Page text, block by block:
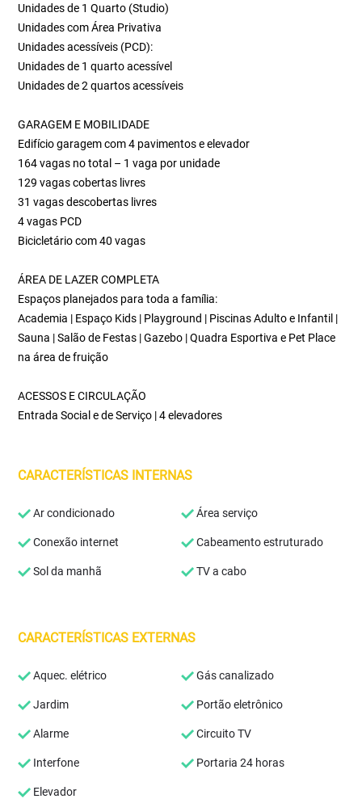
Unidades de 1 Quarto (Studio)
Unidades com Área Privativa
Unidades acessíveis (PCD):
Unidades de 1 quarto acessível
Unidades de 2 quartos acessíveis
GARAGEM E MOBILIDADE
Edifício garagem com 4 pavimentos e elevador
164 vagas no total – 1 vaga por unidade
129 vagas cobertas livres
31 vagas descobertas livres
4 vagas PCD
Bicicletário com 40 vagas
ÁREA DE LAZER COMPLETA
Espaços planejados para toda a família:
Academia | Espaço Kids | Playground | Piscinas Adulto e Infantil |
Sauna | Salão de Festas | Gazebo | Quadra Esportiva e Pet Place
na área de fruição
ACESSOS E CIRCULAÇÃO
Entrada Social e de Serviço | 4 elevadores
CARACTERÍSTICAS INTERNAS
Ar condicionado Área serviço
Conexão internet Cabeamento estruturado
Sol da manhã TV a cabo
CARACTERÍSTICAS EXTERNAS
Aquec. elétrico Gás canalizado
Jardim Portão eletrônico
Alarme Circuito TV
Interfone Portaria 24 horas
Elevador